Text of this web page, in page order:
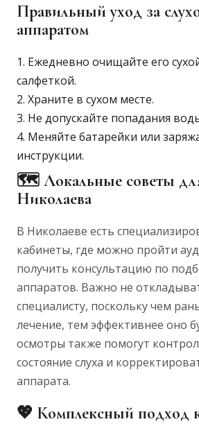
Правильный уход за
аппаратом
Ежедневно очищайте его
салфеткой.
Храните в сухом месте.
Не допускайте попадания
Меняйте батарейки или
инструкции.
🗺️ Локальные советы
Николаева
В Николаеве есть
кабинеты, где можно пройти
получить консультацию по
аппаратов. Важно не
специалисту, поскольку чем
лечение, тем эффективнее оно
осмотры также помогут
состояние слуха и
аппарата.
💖 Комплексный подход